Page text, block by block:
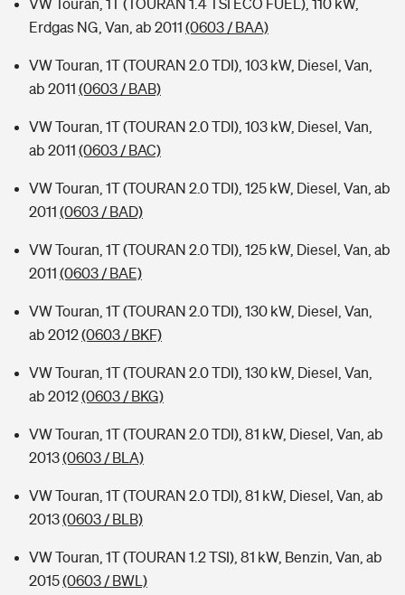
VW Touran, 1T (TOURAN 1.4 TSI ECO FUEL), 110 kW,
Erdgas NG, Van, ab 2011 (0603 / BAA)
VW Touran, 1T (TOURAN 2.0 TDI), 103 kW, Diesel, Van,
ab 2011 (0603 / BAB)
VW Touran, 1T (TOURAN 2.0 TDI), 103 kW, Diesel, Van,
ab 2011 (0603 / BAC)
VW Touran, 1T (TOURAN 2.0 TDI), 125 kW, Diesel, Van, ab
2011 (0603 / BAD)
VW Touran, 1T (TOURAN 2.0 TDI), 125 kW, Diesel, Van, ab
2011 (0603 / BAE)
VW Touran, 1T (TOURAN 2.0 TDI), 130 kW, Diesel, Van,
ab 2012(0603 / BKF)
VW Touran, 1T (TOURAN 2.0 TDI), 130 kW, Diesel, Van,
ab 2012(0603 / BKG)
VW Touran, 1T (TOURAN 2.0 TDI), 81 kW, Diesel, Van, ab
2013(0603 / BLA)
VW Touran, 1T (TOURAN 2.0 TDI), 81 kW, Diesel, Van, ab
2013(0603 / BLB)
VW Touran, 1T (TOURAN 1.2 TSI), 81 kW, Benzin, Van, ab
2015(0603 / BWL)